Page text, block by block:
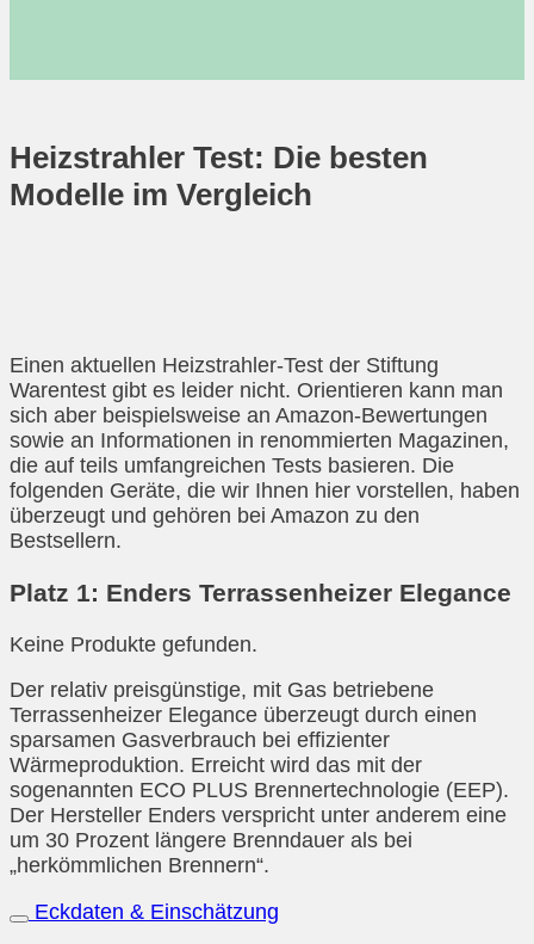
Heizstrahler Test: Die besten
Modelle im Vergleich
Einen aktuellen Heizstrahler-Test der Stiftung
Warentest gibt es leider nicht. Orientieren kann man
sich aber beispielsweise an Amazon-Bewertungen
sowie an Informationen in renommierten Magazinen,
die auf teils umfangreichen Tests basieren. Die
folgenden Geräte, die wir Ihnen hier vorstellen, haben
überzeugt und gehören bei Amazon zu den
Bestsellern.
Platz 1: Enders Terrassenheizer Elegance
Keine Produkte gefunden.
Der relativ preisgünstige, mit Gas betriebene
Terrassenheizer Elegance überzeugt durch einen
sparsamen Gasverbrauch bei effizienter
Wärmeproduktion. Erreicht wird das mit der
sogenannten ECO PLUS Brennertechnologie (EEP).
Der Hersteller Enders verspricht unter anderem eine
um 30 Prozent längere Brenndauer als bei
„herkömmlichen Brennern“.
Eckdaten & Einschätzung